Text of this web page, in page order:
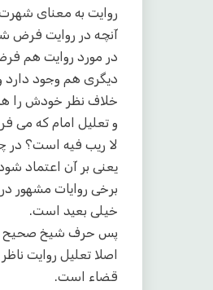
روایت به معنای
آنچه در روایت فرض
در مورد روایت هم
دیگری هم وجود
خلاف نظر خودش را
و تعلیل امام که می
لا ریب فیه است؟ در
یعنی بر آن اعتماد
برخی روایات مشهور
خیلی بعید است.
پس حرف شیخ صحیح
اصلا تعلیل روایت
قضاء است.